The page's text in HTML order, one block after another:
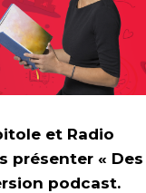
et Radio
présenter « Des
podcast.